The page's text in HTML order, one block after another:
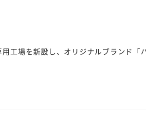
工場を新設し、オリジナルブランド「